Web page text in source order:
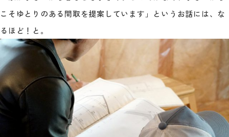
こそゆとりのある間取を提案しています」というお話には、な
るほど！と。